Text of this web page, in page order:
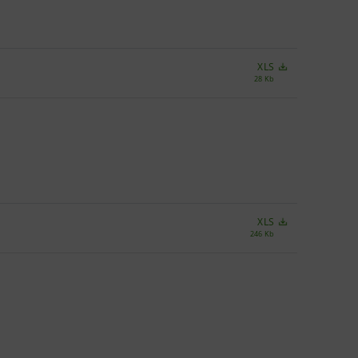
XLS
28 Kb
XLS
246 Kb